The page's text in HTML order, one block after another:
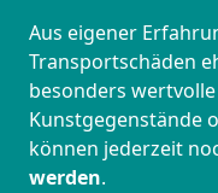
Aus eigener
Transportschäden
besonders
Kunstgegenstände
können jederzeit
werden.